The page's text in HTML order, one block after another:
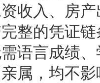
收入、房
整的凭证
语言成绩
属，均不